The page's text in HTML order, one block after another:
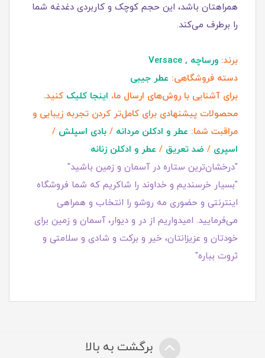
همراهتان باشد، این حجم کوچک و کاربردی دغدغه شما
را برطرف می‌کند.
برند: ورساچه , Versace
دسته فروشگاهی: عطر جیبی
برای آشنایی با روش‌های ارسال ما، اینجا کلیک کنید.
محصولات پیشنهادی برای کامل‌تر کردن تجربه زیبایی و
مراقبت شما: عطر و ادکلن مردانه / بادی اسپلش /
اسپری / ضد تعریق / عطر و ادکلن زنانه
"درخشان‌ترین ستاره در آسمان و زمین باشید"
"بسیار خرسندیم و خداوند را شاکریم که شما فروشگاه
اینترنتی و حضوری مه روشو را انتخاب و همراهی
می‌فرمایید. امیدواریم از در و دیوار، آسمان و زمین برای
خودتان و عزیزانتان، خیر و برکت و شادی و سلامتی و
ثروت بباره"
برگشت به بالا